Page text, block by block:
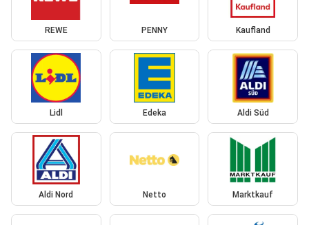
REWE PENNY Kaufland
Lidl Edeka Aldi Süd
Aldi Nord Netto Marktkauf